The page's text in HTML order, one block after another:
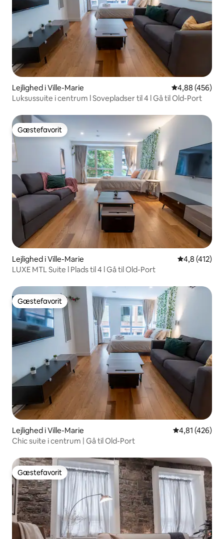
Lejlighed i Ville-Marie 4,88 ud af 5 i
4,88 (456)
Luksussuite i centrum l Sovepladser til 4 l Gå til Old-Port
Gæstefavorit
Gæstefavorit
Lejlighed i Ville-Marie 4,8 ud af 5 i
4,8 (412)
LUXE MTL Suite l Plads til 4 l Gå til Old-Port
Gæstefavorit
Gæstefavorit
Lejlighed i Ville-Marie 4,81 ud af 5 i
4,81 (426)
Chic suite i centrum | Gå til Old-Port
Gæstefavorit
Gæstefavorit